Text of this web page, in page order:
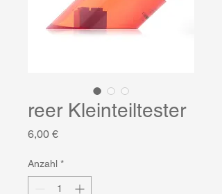
reer Kleinteiltester
6,00 €Preis
Anzahl *